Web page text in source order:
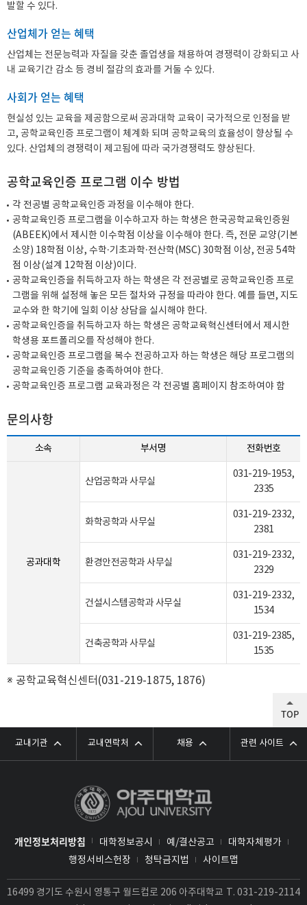
발할 수 있다.
산업체가 얻는 혜택
산업체는 전문능력과 자질을 갖춘 졸업생을 채용하여 경쟁력이 강화되고 사
내 교육기간 감소 등 경비 절감의 효과를 거둘 수 있다.
사회가 얻는 혜택
현실성 있는 교육을 제공함으로써 공과대학 교육이 국가적으로 인정을 받
고, 공학교육인증 프로그램이 체계화 되며 공학교육의 효율성이 향상될 수
있다. 산업체의 경쟁력이 제고됨에 따라 국가경쟁력도 향상된다.
공학교육인증 프로그램 이수 방법
각 전공별 공학교육인증 과정을 이수해야 한다.
공학교육인증 프로그램을 이수하고자 하는 학생은 한국공학교육인증원
(ABEEK)에서 제시한 이수학점 이상을 이수해야 한다. 즉, 전문 교양(기본
소양) 18학점 이상, 수학·기초과학·전산학(MSC) 30학점 이상, 전공 54학
점 이상(설계 12학점 이상)이다.
공학교육인증을 취득하고자 하는 학생은 각 전공별로 공학교육인증 프로
그램을 위해 설정해 놓은 모든 절차와 규정을 따라야 한다. 예를 들면, 지도
교수와 한 학기에 일회 이상 상담을 실시해야 한다.
공학교육인증을 취득하고자 하는 학생은 공학교육혁신센터에서 제시한
학생용 포트폴리오를 작성해야 한다.
공학교육인증 프로그램을 복수 전공하고자 하는 학생은 해당 프로그램의
공학교육인증 기준을 충족하여야 한다.
공학교육인증 프로그램 교육과정은 각 전공별 홈페이지 참조하여야 함
문의사항
소속 부서명 전화번호
공과대학
산업공학과 사무실
031-219-1953,
2335
화학공학과 사무실
031-219-2332,
2381
환경안전공학과 사무실
031-219-2332,
2329
건설시스템공학과 사무실
031-219-2332,
1534
건축공학과 사무실
031-219-2385,
1535
※ 공학교육혁신센터(031-219-1875, 1876)
교내기관 교내연락처 채용 관련 사이트
개인정보처리방침 대학정보공시 예/결산공고
대학자체평가
행정서비스헌장
청탁금지법 사이트맵
16499 경기도 수원시 영통구 월드컵로 206 아주대학교 T. 031-219-2114
TOP